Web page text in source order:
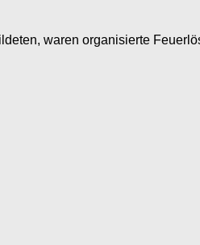
waren organisierte